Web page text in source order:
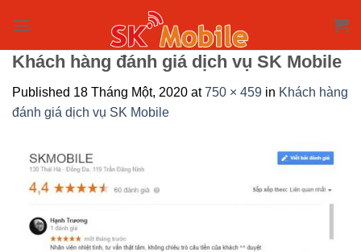
content
Khách hàng đánh giá dịch vụ SK Mobile
Published 18 Tháng Một, 2020 at750 × 459 in Khách hàng
đánh giá dịch vụ SK Mobile